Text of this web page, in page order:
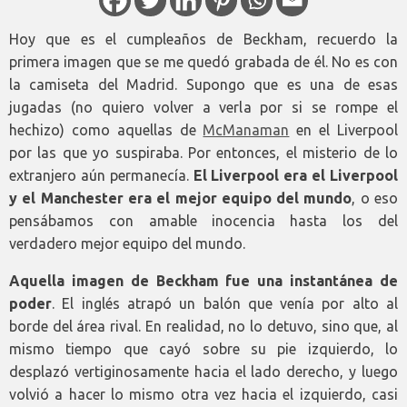
Hoy que es el cumpleaños de Beckham, recuerdo la
primera imagen que se me quedó grabada de él. No es con
la camiseta del Madrid. Supongo que es una de esas
jugadas (no quiero volver a verla por si se rompe el
hechizo) como aquellas de McManaman en el Liverpool
por las que yo suspiraba. Por entonces, el misterio de lo
extranjero aún permanecía. El Liverpool era el Liverpool
y el Manchester era el mejor equipo del mundo, o eso
pensábamos con amable inocencia hasta los del
verdadero mejor equipo del mundo.
Aquella imagen de Beckham fue una instantánea de
poder. El inglés atrapó un balón que venía por alto al
borde del área rival. En realidad, no lo detuvo, sino que, al
mismo tiempo que cayó sobre su pie izquierdo, lo
desplazó vertiginosamente hacia el lado derecho, y luego
volvió a hacer lo mismo otra vez hacia el izquierdo, casi